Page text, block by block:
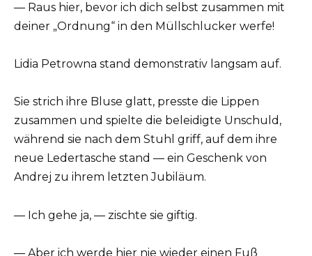
— Raus hier, bevor ich dich selbst zusammen mit
deiner „Ordnung“ in den Müllschlucker werfe!
Lidia Petrowna stand demonstrativ langsam auf.
Sie strich ihre Bluse glatt, presste die Lippen
zusammen und spielte die beleidigte Unschuld,
während sie nach dem Stuhl griff, auf dem ihre
neue Ledertasche stand — ein Geschenk von
Andrej zu ihrem letzten Jubiläum.
— Ich gehe ja, — zischte sie giftig.
— Aber ich werde hier nie wieder einen Fuß